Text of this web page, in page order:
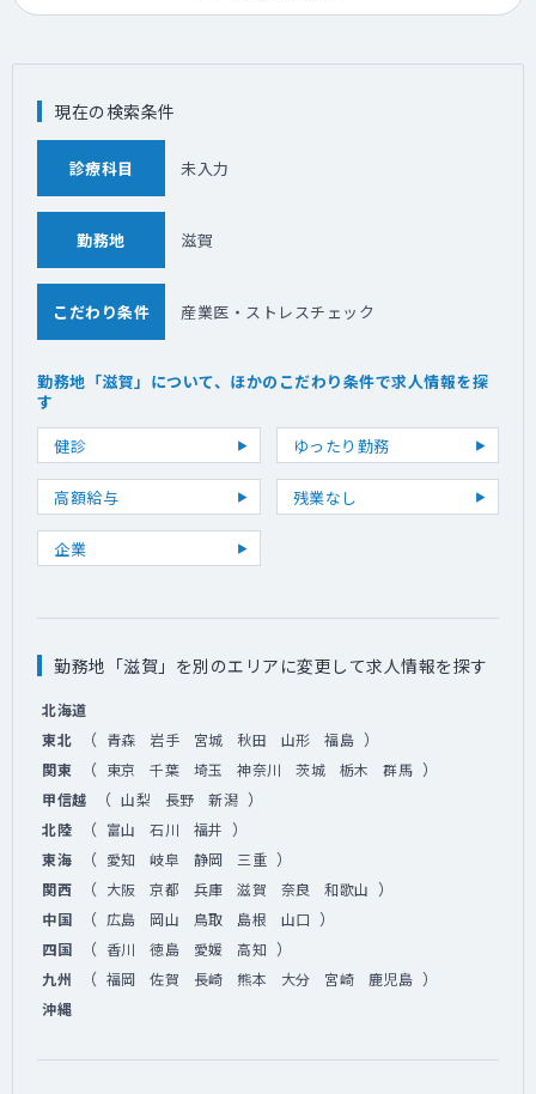
現在の検索条件
診療科目 未入力
勤務地 滋賀
こだわり条件 産業医・ストレスチェック
勤務地「滋賀」について、ほかのこだわり条件で求人情報を探
す
健診
ゆったり勤務
高額給与 残業なし
企業
勤務地「滋賀」を別のエリアに変更して求人情報を探す
北海道
東北
（ 青森 岩手 宮城 秋田 山形 福島 ）
関東 （ 東京 千葉 埼玉 神奈川 茨城 栃木 群馬 ）
甲信越 （ 山梨 長野 新潟 ）
北陸 （ 富山 石川 福井 ）
東海 （ 愛知 岐阜 静岡 三重 ）
関西 （ 大阪 京都 兵庫 滋賀 奈良 和歌山 ）
中国 （ 広島 岡山 鳥取 島根 山口 ）
四国 （ 香川 徳島 愛媛 高知 ）
九州 （ 福岡 佐賀 長崎 熊本 大分 宮崎 鹿児島 ）
沖縄